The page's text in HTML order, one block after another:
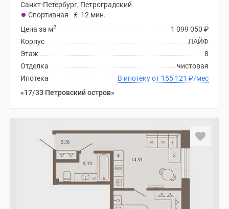
Санкт-Петербург, Петроградский
Спортивная
12 мин.
1 099 050 ₽
Цена за м2
ЛАЙФ
Корпус
8
Этаж
чистовая
Отделка
В ипотеку от 155 121 ₽/мес
Ипотека
«17/33 Петровский остров»